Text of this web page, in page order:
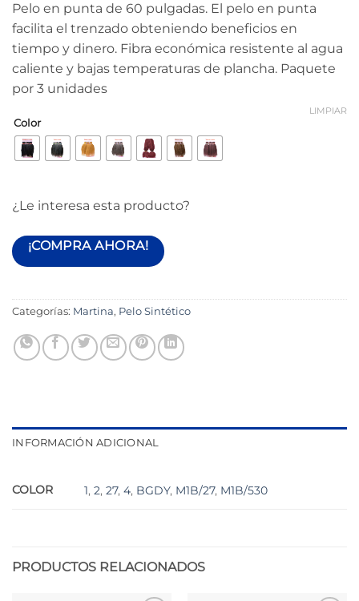
Pelo en punta de 60 pulgadas. El pelo en punta
facilita el trenzado obteniendo beneficios en
tiempo y dinero. Fibra económica resistente al agua
caliente y bajas temperaturas de plancha. Paquete
por 3 unidades
Color
LIMPIAR
¿Le interesa esta producto?
¡COMPRA AHORA!
Categorías: Martina, Pelo Sintético
INFORMACIÓN ADICIONAL
COLOR 1,2,27,4, BGDY, M1B/27, M1B/530
PRODUCTOS RELACIONADOS